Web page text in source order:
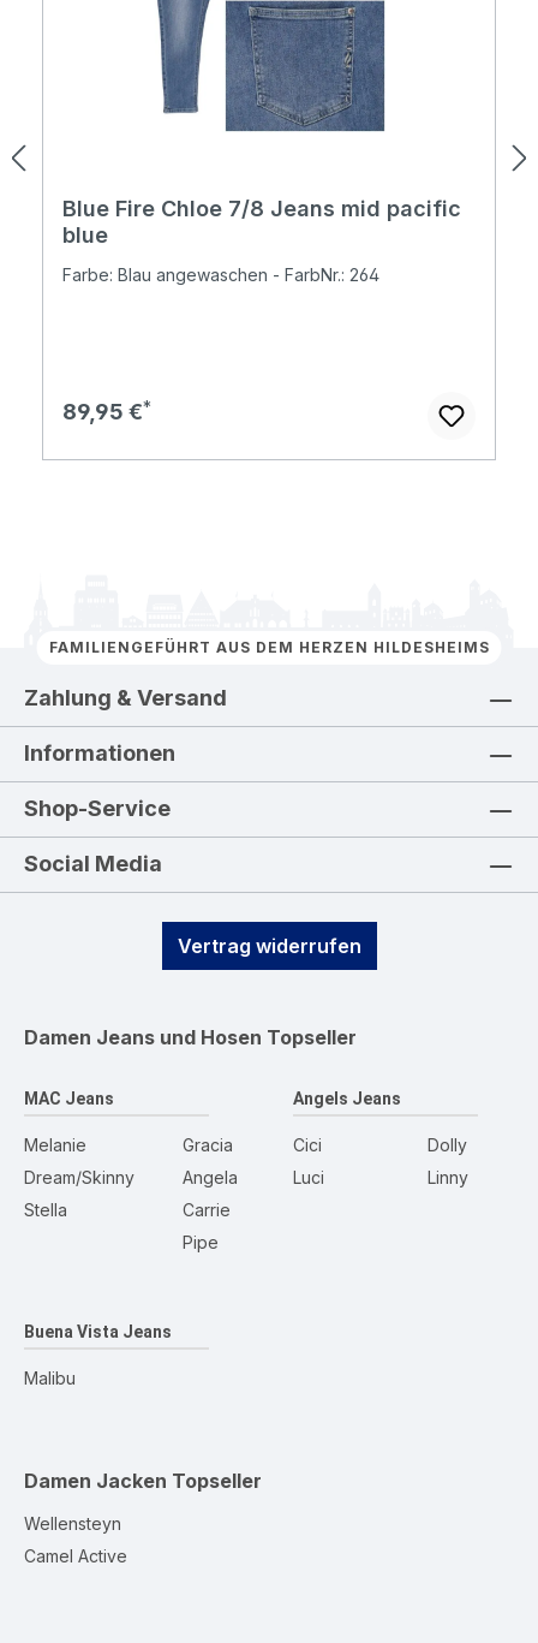
Blue Fire Chloe 7/8 Jeans mid pacific
blue
Farbe: Blau angewaschen - FarbNr.: 264
Regulärer Preis:
89,95 €
FAMILIENGEFÜHRT AUS DEM HERZEN HILDESHEIMS
Zahlung & Versand
Informationen
Shop-Service
Social Media
Vertrag widerrufen
Damen Jeans und Hosen Topseller
MAC Jeans
Melanie
Dream/Skinny
Stella
Gracia
Angela
Carrie
Pipe
Angels Jeans
Cici
Luci
Dolly
Linny
Buena Vista Jeans
Malibu
Damen Jacken Topseller
Wellensteyn
Camel Active